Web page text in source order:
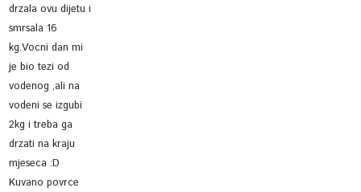
drzala ovu dijetu i
smrsala 16
kg.Vocni dan mi
je bio tezi od
vodenog ,ali na
vodeni se izgubi
2kg i treba ga
drzati na kraju
mjeseca :D
Kuvano povrce